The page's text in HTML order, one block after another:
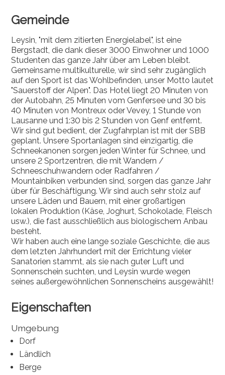
Gemeinde
Leysin, "mit dem zitierten Energielabel", ist eine
Bergstadt, die dank dieser 3000 Einwohner und 1000
Studenten das ganze Jahr über am Leben bleibt.
Gemeinsame multikulturelle, wir sind sehr zugänglich
auf den Sport ist das Wohlbefinden, unser Motto lautet
"Sauerstoff der Alpen". Das Hotel liegt 20 Minuten von
der Autobahn, 25 Minuten vom Genfersee und 30 bis
40 Minuten von Montreux oder Vevey, 1 Stunde von
Lausanne und 1:30 bis 2 Stunden von Genf entfernt.
Wir sind gut bedient, der Zugfahrplan ist mit der SBB
geplant. Unsere Sportanlagen sind einzigartig, die
Schneekanonen sorgen jeden Winter für Schnee, und
unsere 2 Sportzentren, die mit Wandern /
Schneeschuhwandern oder Radfahren /
Mountainbiken verbunden sind, sorgen das ganze Jahr
über für Beschäftigung. Wir sind auch sehr stolz auf
unsere Läden und Bauern, mit einer großartigen
lokalen Produktion (Käse, Joghurt, Schokolade, Fleisch
usw.), die fast ausschließlich aus biologischem Anbau
besteht.
Wir haben auch eine lange soziale Geschichte, die aus
dem letzten Jahrhundert mit der Errichtung vieler
Sanatorien stammt, als sie nach guter Luft und
Sonnenschein suchten, und Leysin wurde wegen
seines außergewöhnlichen Sonnenscheins ausgewählt!
Eigenschaften
Umgebung
Dorf
Ländlich
Berge